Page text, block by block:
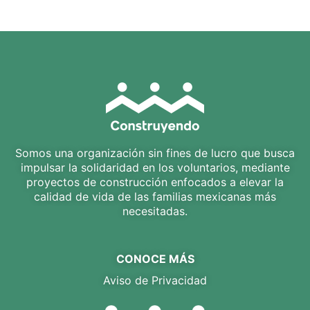
Somos una organización sin fines de lucro que busca
impulsar la solidaridad en los voluntarios, mediante
proyectos de construcción enfocados a elevar la
calidad de vida de las familias mexicanas más
necesitadas.
CONOCE MÁS
Aviso de Privacidad